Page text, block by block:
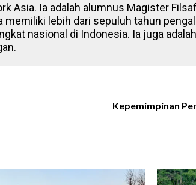
Asia. Ia adalah alumnus Magister
lebih dari sepuluh tahun
nasional di Indonesia. Ia juga
Kepemimpinan